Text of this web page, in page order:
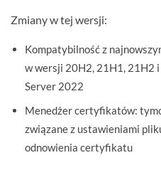
Zmiany w tej wersji:
Kompatybilność z
w wersji 20H2, 21H1, 21H2
Server 2022
Menedżer certyfikatów:
związane z ustawieniami
odnowienia certyfikatu